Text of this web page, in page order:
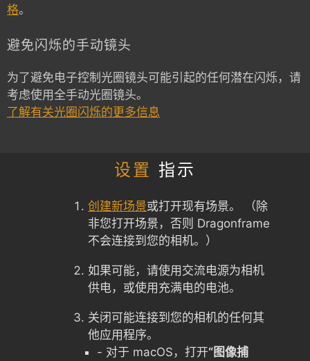
格。
避免闪烁的手动镜头
为了避免电子控制光圈镜头可能引起的任何潜在闪烁，请
考虑使用全手动光圈镜头。
了解有关光圈闪烁的更多信息
设置 指示
创建新场景或打开现有场景。 （除
非您打开场景，否则 Dragonframe
不会连接到您的相机。）
如果可能，请使用交流电源为相机
供电，或使用充满电的电池。
关闭可能连接到您的相机的任何其
他应用程序。
- 对于 macOS，打开“图像捕